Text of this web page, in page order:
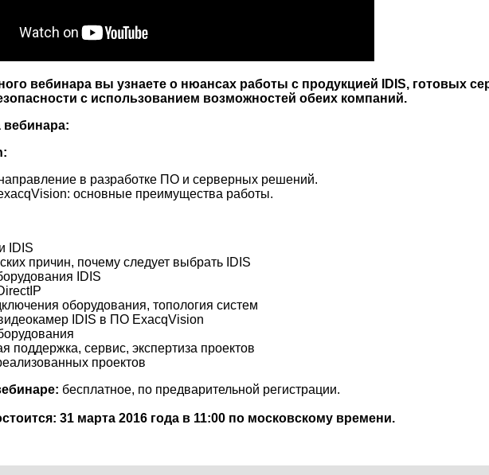
вебинара вы узнаете о нюансах работы с продукцией IDIS, готовых
с использованием возможностей обеих компаний.
в разработке ПО и серверных решений.
основные преимущества работы.
IDIS
причин, почему следует выбрать IDIS
IDIS
оборудования, топология систем
IDIS в ПО ExacqVision
поддержка, сервис, экспертиза проектов
проектов
бесплатное, по предварительной регистрации.
31 марта 2016 года в 11:00 по московскому времени.